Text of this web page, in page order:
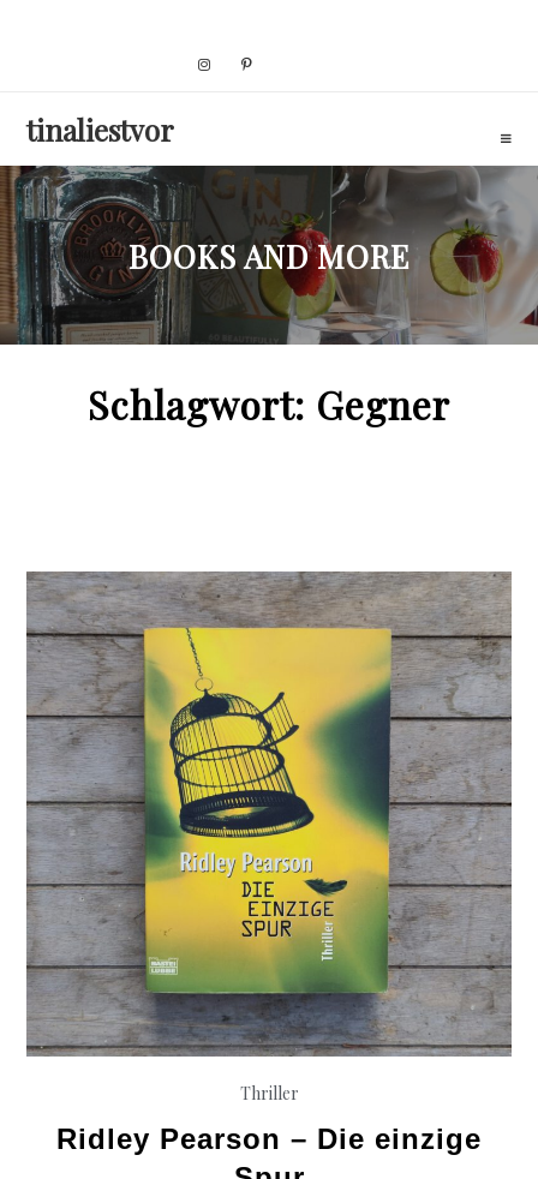
tinaliestvor
BOOKS AND MORE
Schlagwort: Gegner
Thriller
Ridley Pearson – Die einzige